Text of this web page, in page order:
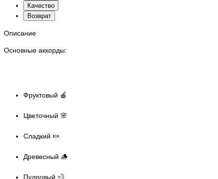
Качество
Возврат
Описание
Основные аккорды:
Фруктовый 🍎
Цветочный 🌸
Сладкий 🍬
Древесный 🪵
Пудровый 💨